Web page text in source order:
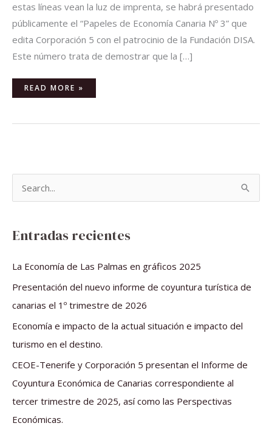
estas líneas vean la luz de imprenta, se habrá presentado
públicamente el “Papeles de Economía Canaria Nº 3” que
edita Corporación 5 con el patrocinio de la Fundación DISA.
Este número trata de demostrar que la […]
READ MORE »
a
r
Entradas recientes
La Economía de Las Palmas en gráficos 2025
Presentación del nuevo informe de coyuntura turística de
canarias el 1º trimestre de 2026
Economía e impacto de la actual situación e impacto del
turismo en el destino.
CEOE-Tenerife y Corporación 5 presentan el Informe de
Coyuntura Económica de Canarias correspondiente al
tercer trimestre de 2025, así como las Perspectivas
Económicas.